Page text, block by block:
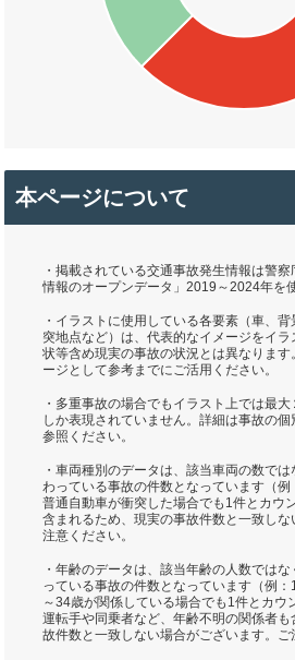
本ページについて
・掲載されている交通事故発生情報は警
情報のオープンデータ」2019～2024年を
・イラストに使用している各要素（車、
突地点など）は、代表的なイメージをイ
状等含め現実の事故の状況とは異なります
ージとして参考までにご活用ください。
・多重事故の場合でもイラスト上では最
しか表現されていません。詳細は事故の
参照ください。
・車両種別のデータは、該当車両の数で
わっている事故の件数となっています（
普通自動車が衝突した場合でも1件とカウ
含まれるため、現実の事故件数と一致し
注意ください。
・年齢のデータは、該当年齢の人数では
っている事故の件数となっています（例
～34歳が関係している場合でも1件とカウ
運転手や同乗者など、年齢不明の関係者
故件数と一致しない場合がございます。ご